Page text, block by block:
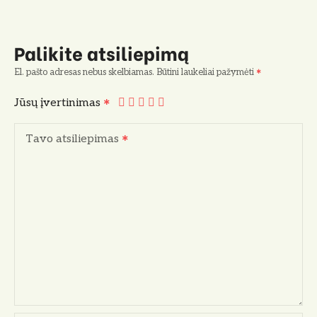
Palikite atsiliepimą
El. pašto adresas nebus skelbiamas. Būtini laukeliai pažymėti
Jūsų įvertinimas
Tavo atsiliepimas